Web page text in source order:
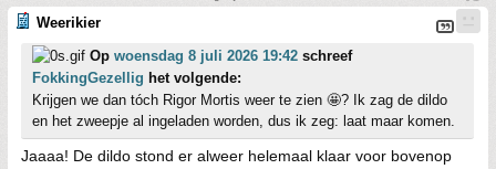
Weerikier
Op woensdag 8 juli 2026 19:42 schreef
FokkingGezellig het volgende:
Krijgen we dan tóch Rigor Mortis weer te zien 🤩? Ik zag de dildo
en het zweepje al ingeladen worden, dus ik zeg: laat maar komen.
Jaaaa! De dildo stond er alweer helemaal klaar voor bovenop